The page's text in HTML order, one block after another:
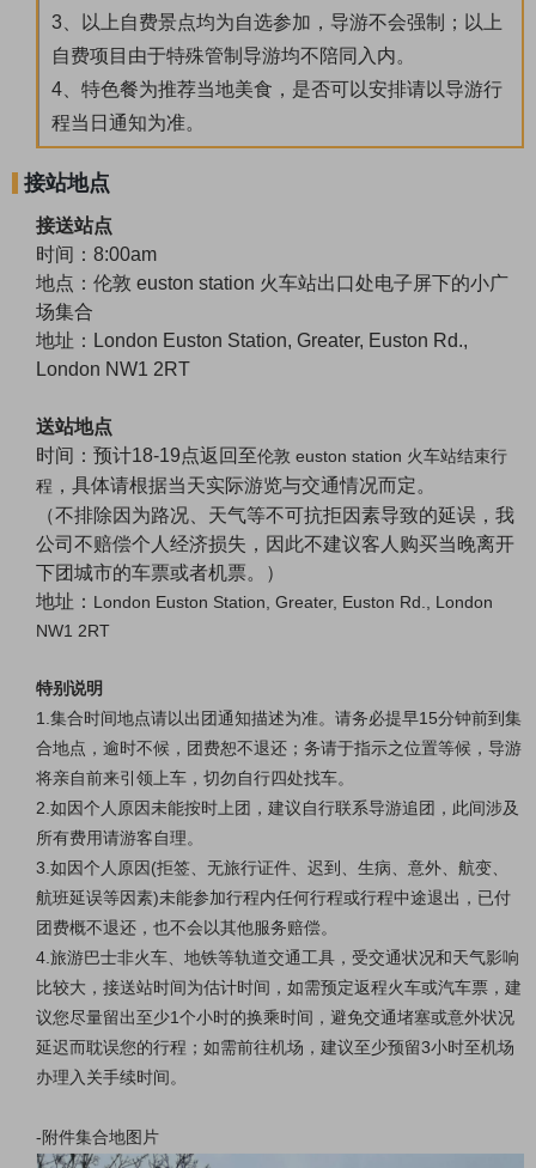
3、以上自费景点均为自选参加，导游不会强制；以上
自费项目由于特殊管制导游均不陪同入内。
4、特色餐为推荐当地美食，是否可以安排请以导游行
程当日通知为准。
接站地点
接送站点
时间：8:00am
地点： 伦敦 euston station 火车站出口处电子屏下的小广
场集合
地址： London Euston Station, Greater, Euston Rd.,
London NW1 2RT
送站地点
时间： 预计18-19点返回至伦敦 euston station 火车站结束行
程 ， 具体请根据当天实际游览与交通情况而定。
（不排除因为路况、天气等不可抗拒因素导致的延误，我
公司不赔偿个人经济损失，因此不建议客人购买当晚离开
下团城市的车票或者机票。）
地址： London Euston Station, Greater, Euston Rd., London
NW1 2RT
特别说明
1.集合时间地点请以出团通知描述为准。 请务必提早15分钟前到集
合地点，逾时不候，团费恕不退还；务请于指示之位置等候，导游
将亲自前来引领上车，切勿自行四处找车。
2.如因个人原因未能按时上团，建议自行联系导游追团，此间涉及
所有费用请游客自理。
3.如因个人原因(拒签、无旅行证件、迟到、生病、意外、航变、
航班延误等因素)未能参加行程内任何行程或行程中途退出，已付
团费概不退还，也不会以其他服务赔偿。
4.旅游巴士非火车、地铁等轨道交通工具，受交通状况和天气影响
比较大，接送站时间为估计时间，如需预定返程火车或汽车票，建
议您尽量留出至少1个小时的换乘时间，避免交通堵塞或意外状况
延迟而耽误您的行程；如需前往机场，建议至少预留3小时至机场
办理入关手续时间。
-附件集合地图片